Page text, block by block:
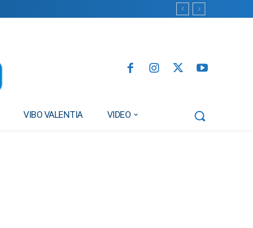
VIBO VALENTIA VIDEO